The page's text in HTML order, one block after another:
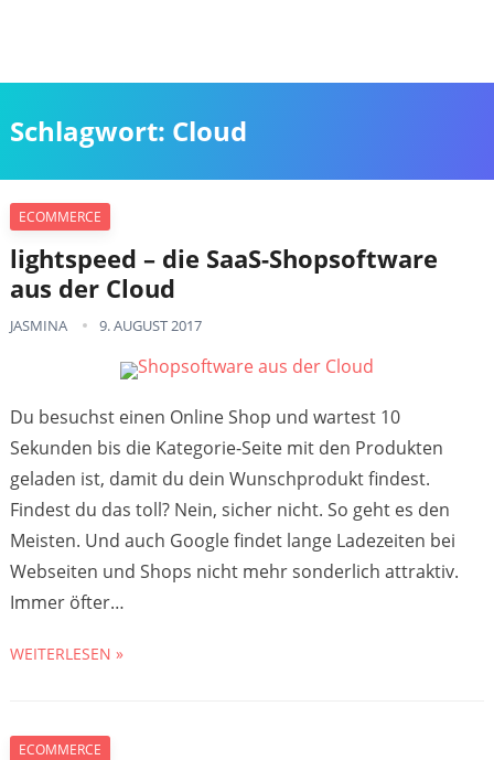
Schlagwort: Cloud
ECOMMERCE
lightspeed – die SaaS-Shopsoftware
aus der Cloud
JASMINA 9. AUGUST 2017
Du besuchst einen Online Shop und wartest 10
Sekunden bis die Kategorie-Seite mit den Produkten
geladen ist, damit du dein Wunschprodukt findest.
Findest du das toll? Nein, sicher nicht. So geht es den
Meisten. Und auch Google findet lange Ladezeiten bei
Webseiten und Shops nicht mehr sonderlich attraktiv.
Immer öfter…
WEITERLESEN »
ECOMMERCE